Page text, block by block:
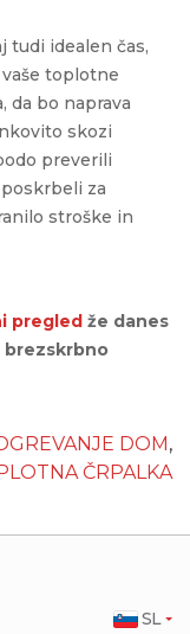
tudi idealen čas,
toplotne
da bo naprava
skozi
preverili
za
stroške in
pregled že danes
brezskrbno
DOM ,
ČRPALKA
SL